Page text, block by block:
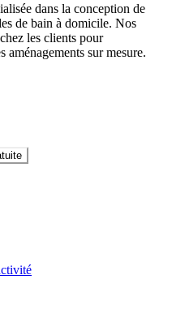
dans la conception de
de bain à domicile. Nos
les clients pour
aménagements sur mesure.